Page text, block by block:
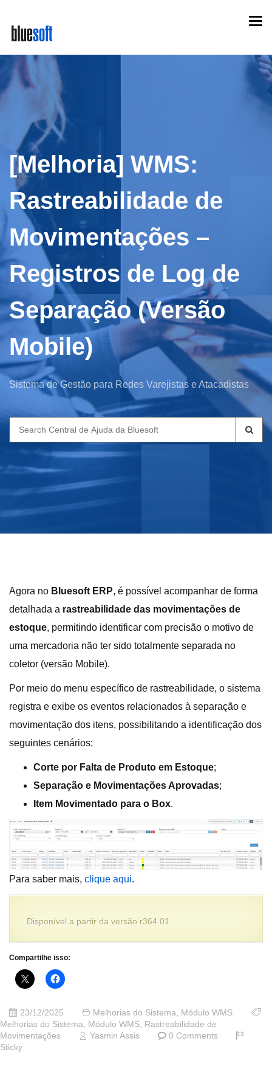
main
content
[Melhoria] WMS:
Rastreabilidade de
Movimentações –
Registros de Log de
Separação (Versão
Mobile)
Sistema de Gestão para Redes Varejistas e Atacadistas
Search
for:
Agora no Bluesoft ERP, é possível acompanhar de forma
detalhada a rastreabilidade das movimentações de
estoque, permitindo identificar com precisão o motivo de
uma mercadoria não ter sido totalmente separada no
coletor (versão Mobile).
Por meio do menu específico de rastreabilidade, o sistema
registra e exibe os eventos relacionados à separação e
movimentação dos itens, possibilitando a identificação dos
seguintes cenários:
Corte por Falta de Produto em Estoque;
Separação e Movimentações Aprovadas;
Item Movimentado para o Box.
Para saber mais, clique aqui.
Disponível a partir da versão r364.01
Compartilhe isso:
23/12/2025 Melhorias do Sistema, Módulo WMS
Melhorias do Sistema, Módulo WMS, Rastreabilidade de
Movimentações
Yasmin Assis
0 Comments
Sticky